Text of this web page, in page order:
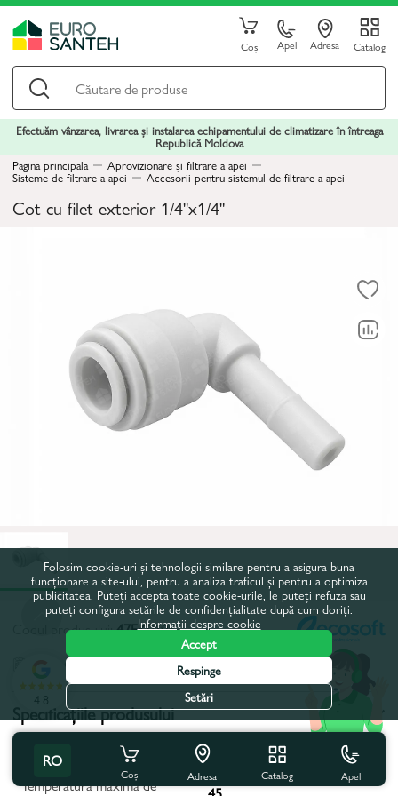
Coș Apel Adresa Catalog
Efectuăm vânzarea, livrarea și instalarea echipamentului de climatizare în întreaga
Republică Moldova
Pagina principala
Aprovizionare și filtrare a apei
Sisteme de filtrare a apei Accesorii pentru sistemul de filtrare a apei
Cot cu filet exterior 1/4"х1/4"
Codul produsului:47EK0105
Toate caracteristicile
Specificațiile produsului
Materialul corpului:
Plastic
Temperatura maxima de
RO
Coș Adresa Catalog Apel
4.8
Folosim cookie-uri și tehnologii similare pentru a asigura buna
funcționare a site-ului, pentru a analiza traficul și pentru a optimiza
publicitatea. Puteți accepta toate cookie-urile, le puteți refuza sau
puteți configura setările de confidențialitate după cum doriți.
Informații despre cookie
Accept
Respinge
Setări